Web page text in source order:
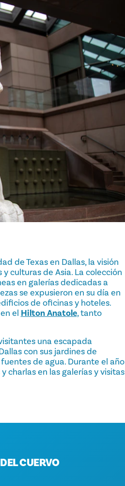
de Texas en Dallas, la visión
culturas de Asia. La colección
en galerías dedicadas a
se expusieron en su día en
de oficinas y hoteles.
el Hilton Anatole, tanto
una escapada
con sus jardines de
de agua. Durante el año
charlas en las galerías y visitas
CUERVO